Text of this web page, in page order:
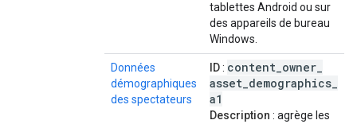
tablettes Android ou sur
des appareils de bureau
Windows.
Données
démographiques
des spectateurs
ID: content owner
asset demographics
a1
Description : agrège les